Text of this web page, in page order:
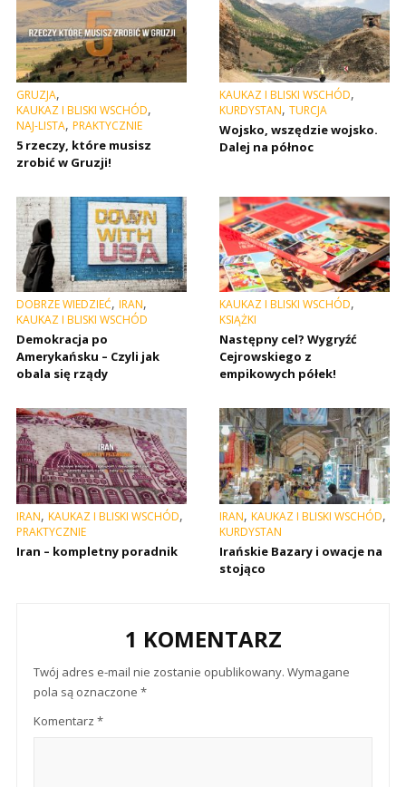
GRUZJA,
KAUKAZ I BLISKI WSCHÓD,
NAJ-LISTA, PRAKTYCZNIE
5 rzeczy, które musisz
zrobić w Gruzji!
KAUKAZ I BLISKI WSCHÓD,
KURDYSTAN, TURCJA
Wojsko, wszędzie wojsko.
Dalej na północ
DOBRZE WIEDZIEĆ, IRAN,
KAUKAZ I BLISKI WSCHÓD
Demokracja po
Amerykańsku – Czyli jak
obala się rządy
KAUKAZ I BLISKI WSCHÓD,
KSIĄŻKI
Następny cel? Wygryźć
Cejrowskiego z
empikowych półek!
IRAN, KAUKAZ I BLISKI WSCHÓD,
PRAKTYCZNIE
Iran – kompletny poradnik
IRAN, KAUKAZ I BLISKI WSCHÓD,
KURDYSTAN
Irańskie Bazary i owacje na
stojąco
1 KOMENTARZ
Twój adres e-mail nie zostanie opublikowany. Wymagane
pola są oznaczone *
Komentarz *